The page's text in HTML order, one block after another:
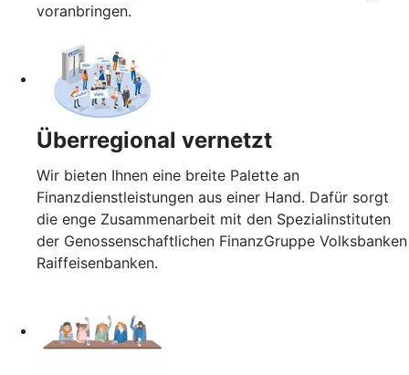
voranbringen.
Überregional vernetzt
Wir bieten Ihnen eine breite Palette an
Finanzdienstleistungen aus einer Hand. Dafür sorgt
die enge Zusammenarbeit mit den Spezialinstituten
der Genossenschaftlichen FinanzGruppe Volksbanken
Raiffeisenbanken.